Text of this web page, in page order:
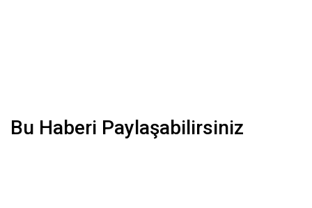
Bu Haberi Paylaşabilirsiniz